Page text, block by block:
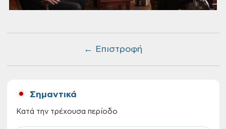
← Επιστροφή
Σημαντικά
Κατά την τρέχουσα περίοδο